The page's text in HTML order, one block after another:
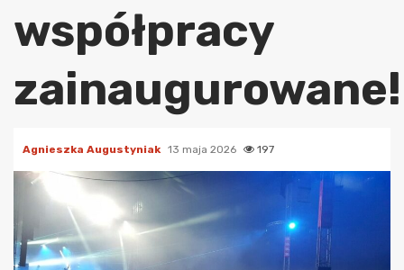
współpracy
zainaugurowane!
Agnieszka Augustyniak 13 maja 2026 197